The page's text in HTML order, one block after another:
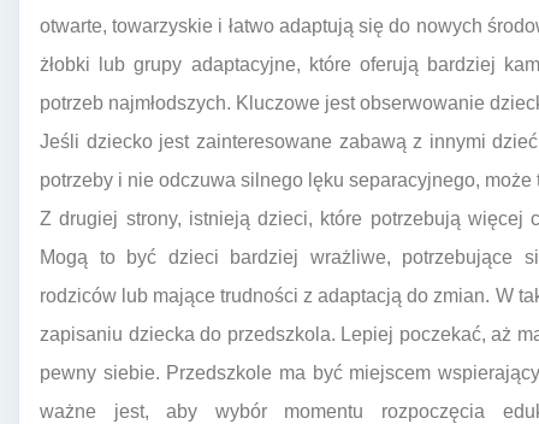
otwarte, towarzyskie i łatwo adaptują się do nowych
żłobki lub grupy adaptacyjne, które oferują bardziej
potrzeb najmłodszych. Kluczowe jest obserwowanie
Jeśli dziecko jest zainteresowane zabawą z innymi
potrzeby i nie odczuwa silnego lęku separacyjnego,
Z drugiej strony, istnieją dzieci, które potrzebują więcej
Mogą to być dzieci bardziej wrażliwe, potrzebujące
rodziców lub mające trudności z adaptacją do zmian. W
zapisaniu dziecka do przedszkola. Lepiej poczekać, aż
pewny siebie. Przedszkole ma być miejscem
ważne jest, aby wybór momentu rozpoczęcia